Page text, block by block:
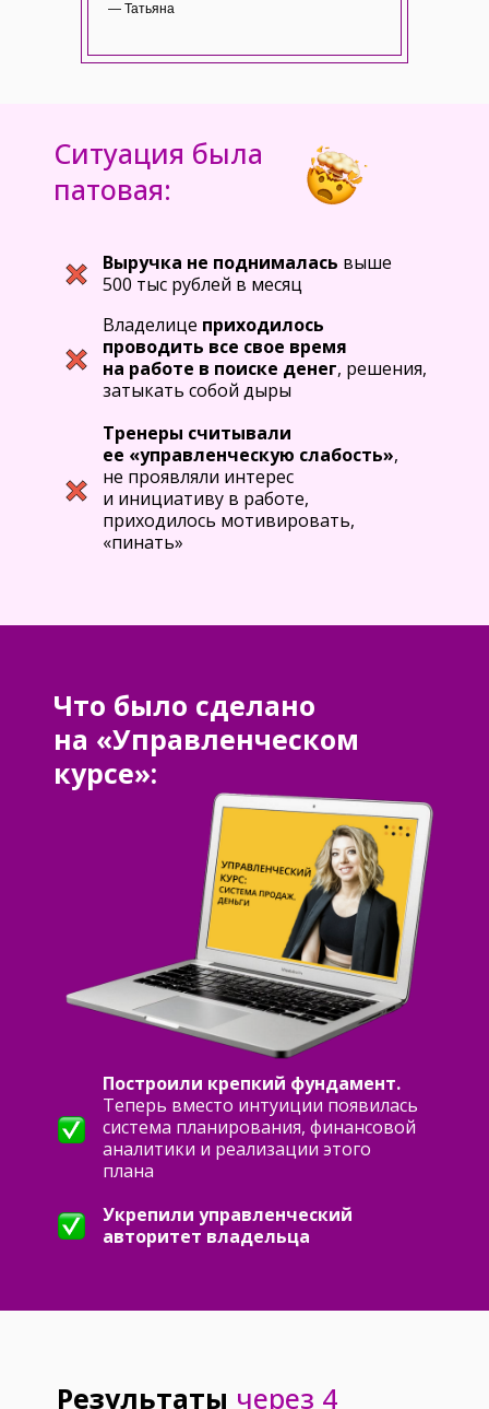
— Татьяна
Ситуация была
патовая:
Тренеры считывали
ее «управленческую слабость»,
не проявляли интерес
и инициативу в работе,
приходилось мотивировать,
«пинать»
Владелице приходилось
проводить все свое время
на работе в поиске денег, решения,
затыкать собой дыры
Выручка не поднималась выше
500 тыс рублей в месяц
Что было сделано
на «Управленческом
курсе»:
Укрепили управленческий
авторитет владельца
Построили крепкий фундамент.
Теперь вместо интуиции появилась
система планирования, финансовой
аналитики и реализации этого
плана
Результаты через 4